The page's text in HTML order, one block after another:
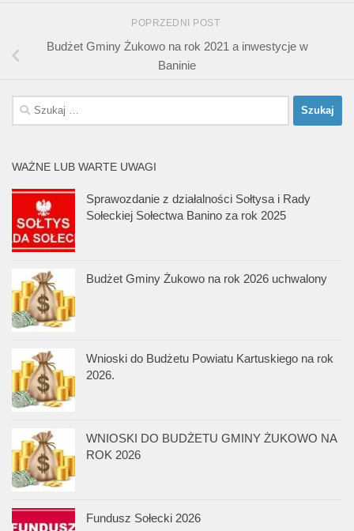
POPRZEDNI POST
Budżet Gminy Żukowo na rok 2021 a inwestycje w
Baninie
Szukaj:
WAŻNE LUB WARTE UWAGI
Sprawozdanie z działalności Sołtysa i Rady
Sołeckiej Sołectwa Banino za rok 2025
Budżet Gminy Żukowo na rok 2026 uchwalony
Wnioski do Budżetu Powiatu Kartuskiego na rok
2026.
WNIOSKI DO BUDŻETU GMINY ŻUKOWO NA
ROK 2026
Fundusz Sołecki 2026